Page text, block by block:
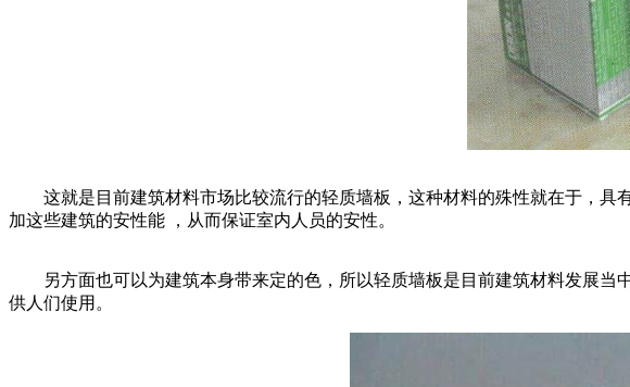
这就是目前建筑材料市场比较流行的轻质墙板，这种材料的殊性就在于，具
加这些建筑的安性能 ，从而保证室内人员的安性。
另方面也可以为建筑本身带来定的色，所以轻质墙板是目前建筑材料发展当
供人们使用。